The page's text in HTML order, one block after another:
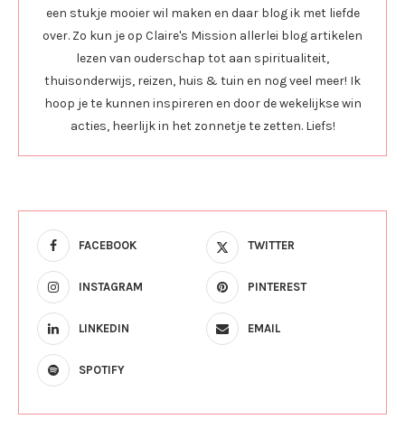
een stukje mooier wil maken en daar blog ik met liefde
over. Zo kun je op Claire's Mission allerlei blog artikelen
lezen van ouderschap tot aan spiritualiteit,
thuisonderwijs, reizen, huis & tuin en nog veel meer! Ik
hoop je te kunnen inspireren en door de wekelijkse win
acties, heerlijk in het zonnetje te zetten. Liefs!
FACEBOOK TWITTER
INSTAGRAM PINTEREST
LINKEDIN EMAIL
SPOTIFY